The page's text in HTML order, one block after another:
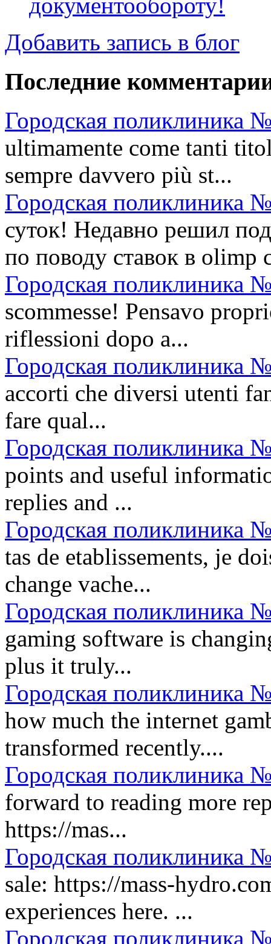
Добавить запись в блог
Последние
Городская поликлиника
ultimamente come tanti
sempre davvero più st...
Городская поликлиника
суток! Недавно решил
по поводу ставок в olimp
Городская поликлиника
scommesse! Pensavo
riflessioni dopo a...
Городская поликлиника
accorti che diversi utenti
fare qual...
Городская поликлиника
points and useful
replies and ...
Городская поликлиника
tas de etablissements, je
change vache...
Городская поликлиника
gaming software is
plus it truly...
Городская поликлиника
how much the internet
transformed recently....
Городская поликлиника
forward to reading more
https://mas...
Городская поликлиника
sale: https://mass-
experiences here. ...
Городская поликлиника